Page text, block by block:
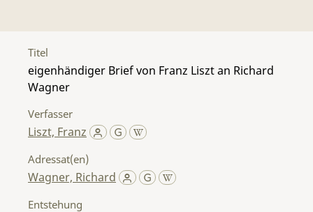
Titel
eigenhändiger Brief von Franz Liszt an Richard
Wagner
Verfasser
Liszt, Franz
Adressat(en)
Wagner, Richard
Entstehung